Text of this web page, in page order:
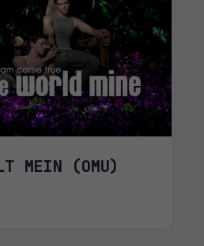
MEIN (OMU)